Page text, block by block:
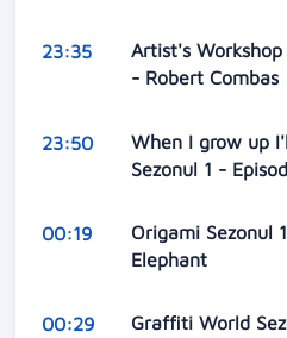
23:35
Artist's Workshop
- Robert Combas
23:50
When I grow up
Sezonul 1 -
00:19
Origami Sezonul
Elephant
00:29
Graffiti World